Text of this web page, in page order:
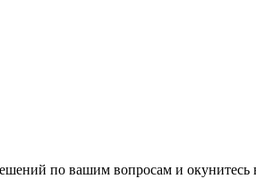
по вашим вопросам и окунитесь